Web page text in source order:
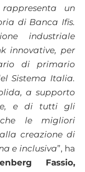
un
di Banca Ifis.
industriale
innovative, per
di primario
Sistema Italia.
a supporto
e di tutti gli
che le migliori
creazione di
e inclusiva”, ha
Fassio,